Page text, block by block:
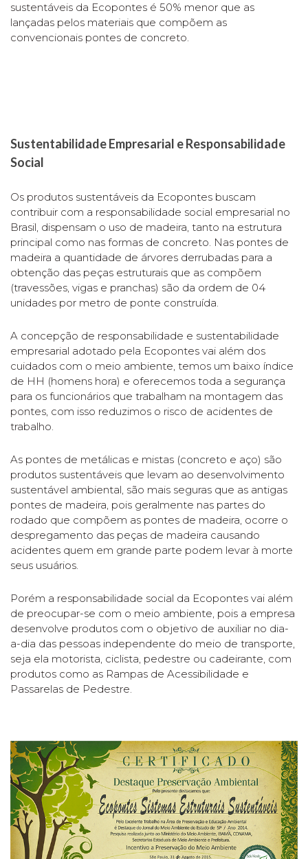
sustentáveis da Ecopontes é 50% menor que as
lançadas pelos materiais que compõem as
convencionais pontes de concreto.
Sustentabilidade Empresarial e Responsabilidade
Social
Os produtos sustentáveis da Ecopontes buscam
contribuir com a responsabilidade social empresarial no
Brasil, dispensam o uso de madeira, tanto na estrutura
principal como nas formas de concreto. Nas pontes de
madeira a quantidade de árvores derrubadas para a
obtenção das peças estruturais que as compõem
(travessões, vigas e pranchas) são da ordem de 04
unidades por metro de ponte construída.
A concepção de responsabilidade e sustentabilidade
empresarial adotado pela Ecopontes vai além dos
cuidados com o meio ambiente, temos um baixo índice
de HH (homens hora) e oferecemos toda a segurança
para os funcionários que trabalham na montagem das
pontes, com isso reduzimos o risco de acidentes de
trabalho.
As pontes de metálicas e mistas (concreto e aço) são
produtos sustentáveis que levam ao desenvolvimento
sustentável ambiental, são mais seguras que as antigas
pontes de madeira, pois geralmente nas partes do
rodado que compõem as pontes de madeira, ocorre o
despregamento das peças de madeira causando
acidentes quem em grande parte podem levar à morte
seus usuários.
Porém a responsabilidade social da Ecopontes vai além
de preocupar-se com o meio ambiente, pois a empresa
desenvolve produtos com o objetivo de auxiliar no dia-
a-dia das pessoas independente do meio de transporte,
seja ela motorista, ciclista, pedestre ou cadeirante, com
produtos como as Rampas de Acessibilidade e
Passarelas de Pedestre.